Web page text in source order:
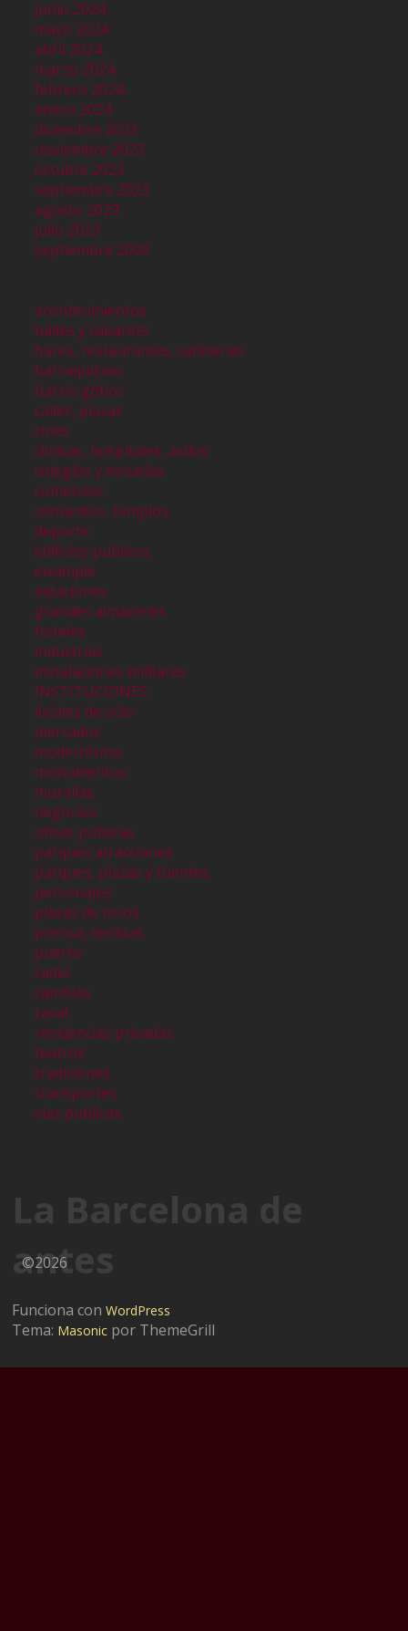
junio 2024
mayo 2024
abril 2024
marzo 2024
febrero 2024
enero 2024
diciembre 2023
noviembre 2023
octubre 2023
septiembre 2023
agosto 2023
julio 2023
septiembre 2000
acontecimientos
bailes y cabarets
bares, restaurantes, cafeterías
barraquismo
barrio gótico
calles, plazas
cines
clinicas, hospitales, asilos
colegios y escuelas
comercios
conventos, templos
deporte
edificios publicos
eixample
estaciones
grandes almacenes
hoteles
industrias
instalaciones militares
INSTITUCIONES
locales de ocio
mercados
modernismo
monumentos
murallas
negocios
obras públicas
parques atracciones
parques, plazas y fuentes
personajes
plazas de toros
prensa, revistas
puerto
radio
ramblas
raval
residencias privadas
teatros
tradiciones
transportes
vias publicas
La Barcelona de
antes
©2026
Funciona conWordPress
Tema: Masonic por ThemeGrill